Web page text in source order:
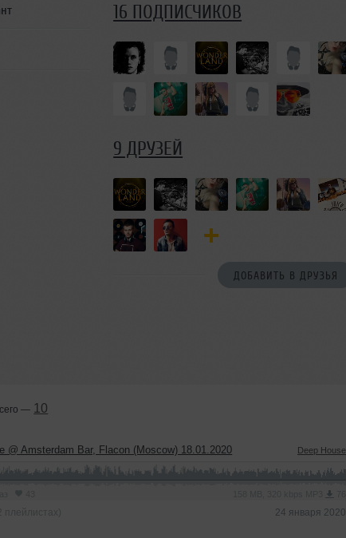
16 ПОДПИСЧИКОВ
9 ДРУЗЕЙ
ДОБАВИТЬ В ДРУЗЬЯ
— 10
@ Amsterdam Bar, Flacon (Moscow) 18.01.2020 Deep House
плейлистах) 24 января 2020